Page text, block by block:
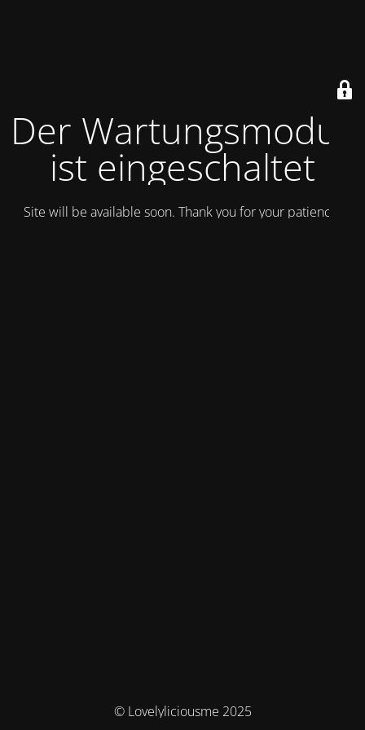
Der Wartungsmodus
ist eingeschaltet
Site will be available soon. Thank you for your patience!
© Lovelyliciousme 2025